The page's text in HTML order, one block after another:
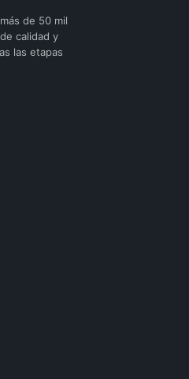
de 50 mil
calidad y
las etapas